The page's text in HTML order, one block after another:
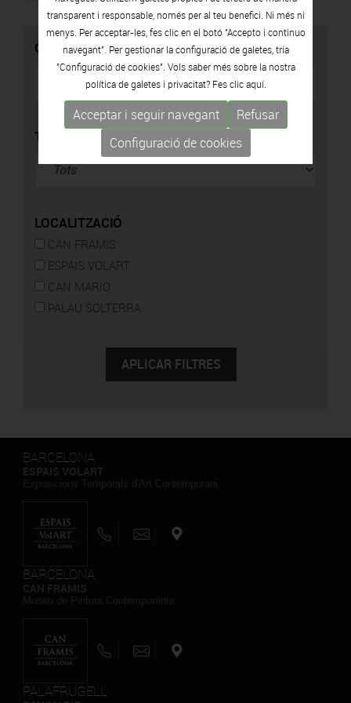
CERCADOR
TIPUS
LOCALITZACIÓ
CAN FRAMIS
ESPAIS VOLART
CAN MARIO
PALAU SOLTERRA
BARCELONA
BARCELONA
PALAFRUGELL
transparent i responsable, només per al teu benefici. Ni més ni
menys. Per acceptar-les, fes clic en el botó "Accepto i continuo
navegant". Per gestionar la configuració de galetes, tria
"Configuració de cookies". Vols saber més sobre la nostra
política de galetes i privacitat? Fes clicaquí.
Acceptar i seguir navegant
Refusar
Configuració de cookies